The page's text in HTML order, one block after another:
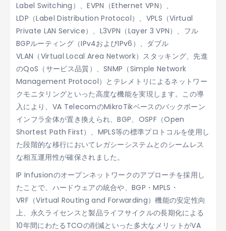
Label Switching）、EVPN（Ethernet VPN）、
LDP（Label Distribution Protocol）、VPLS（Virtual
Private LAN Service）、L3VPN（Layer 3 VPN）、フル
BGPルーティング（IPv4およびIPv6）、ダブル
VLAN（Virtual Local Area Network）スタッキング、先進
のQoS（サービス品質）、SNMP（Simple Network
Management Protocol）とテレメトリによるネットワー
クモニタリングといった高度な機能を実現します。この導
入により、VA TelecomのMikroTikベースのバックボーン
インフラ全体が置き換えられ、BGP、OSPF（Open
Shortest Path First）、MPLS等の標準プロトコルを使用し
た段階的な移行においてレガシーシステムとのシームレス
な相互運用性が確保されました。
IP Infusionのオープンネットワークのアプローチを採用し
たことで、ハードウェアの統合や、BGP・MPLS・
VRF（Virtual Routing and Forwarding）機能の安定性向
上、永久ライセンスと製品ライフサイクルの長期化による
10年間にわたるTCOの削減といった多大なメリットがVA